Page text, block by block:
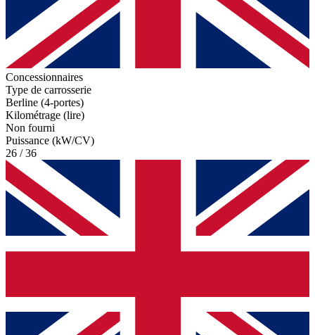
Concessionnaires
Type de carrosserie
Berline (4-portes)
Kilométrage (lire)
Non fourni
Puissance (kW/CV)
26 / 36